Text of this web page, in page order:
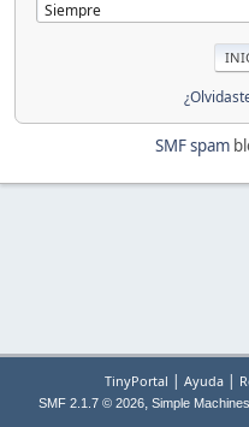
SMF spam
TinyPortal | Ayuda |
SMF 2.1.7 © 2026, Simple Machines